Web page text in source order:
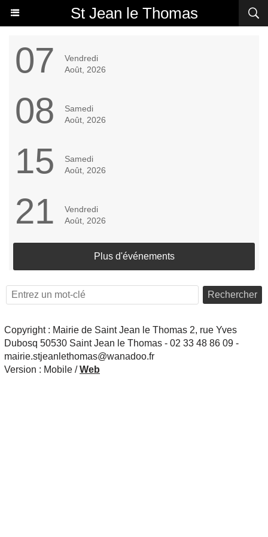
St Jean le Thomas
07
Vendredi
Août, 2026
08
Samedi
Août, 2026
15
Samedi
Août, 2026
21
Vendredi
Août, 2026
Plus d'événements
Rechercher
Copyright : Mairie de Saint Jean le Thomas 2, rue Yves
Dubosq 50530 Saint Jean le Thomas - 02 33 48 86 09 -
mairie.stjeanlethomas@wanadoo.fr
Version : Mobile /Web